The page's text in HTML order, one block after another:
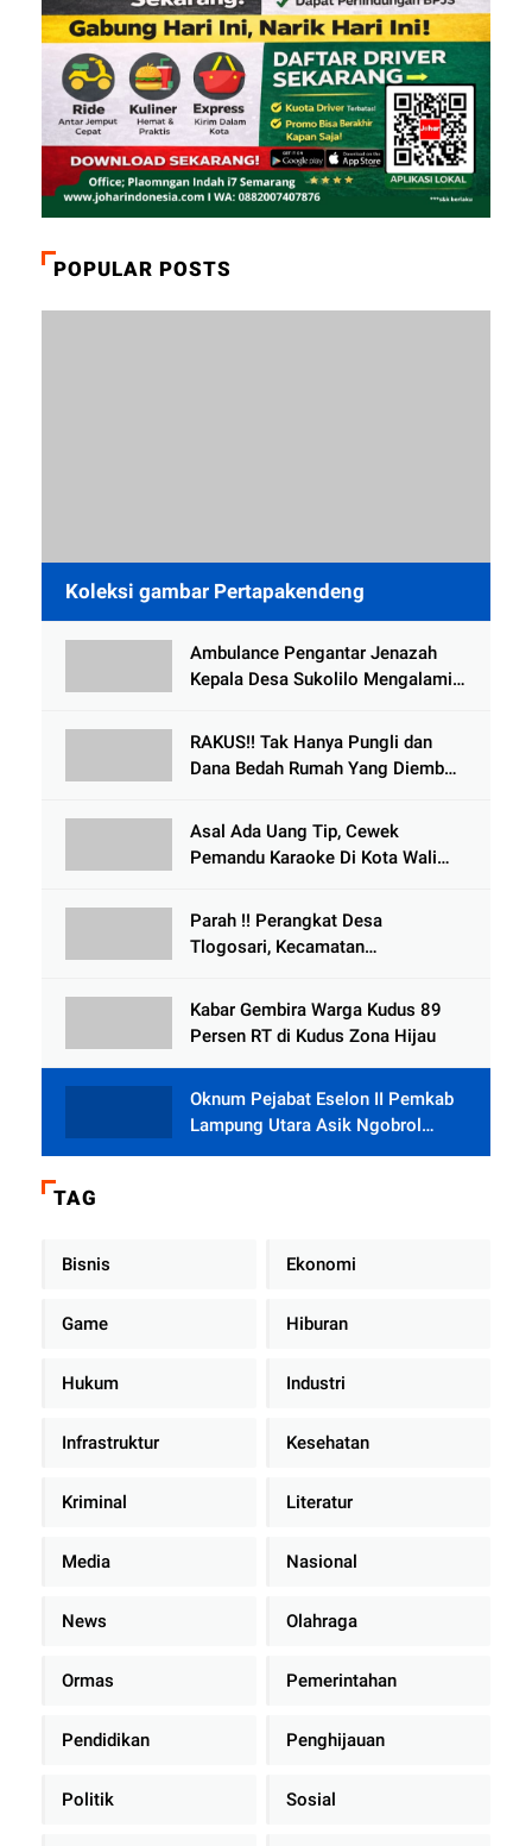
POPULAR POSTS
Koleksi gambar Pertapakendeng
Ambulance Pengantar Jenazah
Kepala Desa Sukolilo Mengalami
Meninggal Dunia
RAKUS!! Tak Hanya Pungli dan
Dana Bedah Rumah Yang Diembat,
Tlogowungu, di Duga
Selewengkan Bantuan Mushola
Asal Ada Uang Tip, Cewek
Pemandu Karaoke Di Kota Wali
Parah !! Perangkat Desa
Tlogosari, Kecamatan
Rumah dari BAZNAS
Kabar Gembira Warga Kudus 89
Persen RT di Kudus Zona Hijau
Oknum Pejabat Eselon II Pemkab
Lampung Utara Asik Ngobrol
Dengan Teman Kencan Wanitanya
TAG
Bisnis Ekonomi
Game Hiburan
Hukum Industri
Infrastruktur Kesehatan
Kriminal Literatur
Media Nasional
News Olahraga
Ormas Pemerintahan
Pendidikan Penghijauan
Politik Sosial